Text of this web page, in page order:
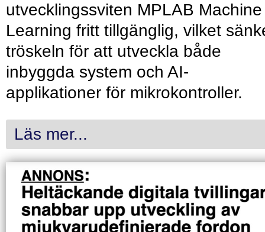
utvecklingssviten MPLAB Machine
Learning fritt tillgänglig, vilket
tröskeln för att utveckla både
inbyggda system och AI-
applikationer för mikrokontroller.
Läs mer...